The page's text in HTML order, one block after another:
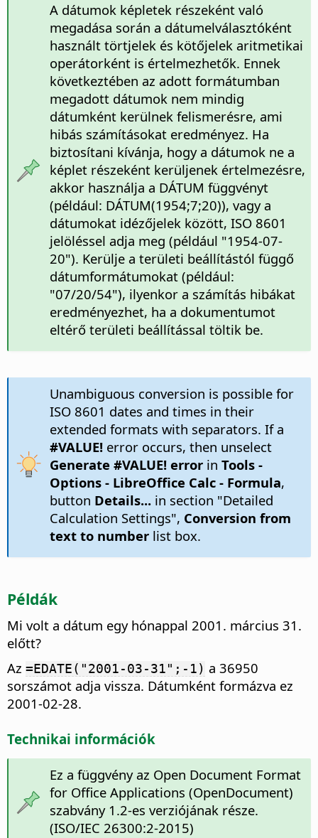
A dátumok képletek részeként való
megadása során a dátumelválasztóként
használt törtjelek és kötőjelek aritmetikai
operátorként is értelmezhetők. Ennek
következtében az adott formátumban
megadott dátumok nem mindig
dátumként kerülnek felismerésre, ami
hibás számításokat eredményez. Ha
biztosítani kívánja, hogy a dátumok ne a
képlet részeként kerüljenek értelmezésre,
akkor használja a DÁTUM függvényt
(például: DÁTUM(1954;7;20)), vagy a
dátumokat idézőjelek között, ISO 8601
jelöléssel adja meg (például "1954-07-
20"). Kerülje a területi beállítástól függő
dátumformátumokat (például:
"07/20/54"), ilyenkor a számítás hibákat
eredményezhet, ha a dokumentumot
eltérő területi beállítással töltik be.
Unambiguous conversion is possible for
ISO 8601 dates and times in their
extended formats with separators. If a
#VALUE!error occurs, then unselect
Generate #VALUE! errorin Tools -
Options - LibreOffice Calc - Formula,
button Details...in section "Detailed
Calculation Settings", Conversion from
text to numberlist box.
Példák
Mi volt a dátum egy hónappal 2001. március 31.
előtt?
Az =EDATE("2001-03-31";-1) a 36950
sorszámot adja vissza. Dátumként formázva ez
2001-02-28.
Technikai információk
Ez a függvény az Open Document Format
for Office Applications (OpenDocument)
szabvány 1.2-es verziójának része.
(ISO/IEC 26300:2-2015)